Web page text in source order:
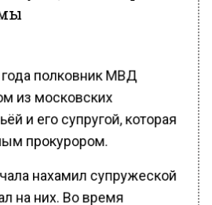
года полковник МВД
из московских
и его супругой, которая
прокурором.
нахамил супружеской
на них. Во время